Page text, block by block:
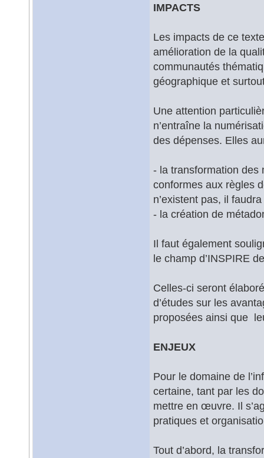
IMPACTS
Les impacts de ce
amélioration de la
communautés
géographique et
Une attention
n’entraîne la
des dépenses. Elles
- la transformation des
conformes aux règles
n’existent pas, il
- la création de
Il faut également
le champ d’INSPIRE
Celles-ci seront
d’études sur les
proposées ainsi que
ENJEUX
Pour le domaine de
certaine, tant par les
mettre en œuvre. Il
pratiques et
Tout d’abord, la